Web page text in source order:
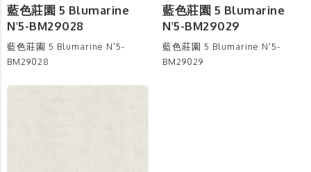
藍色莊園 5 Blumarine
N'5-BM29028
藍色莊園 5 Blumarine N'5-
BM29028
藍色莊園 5 Blumarine
N'5-BM29029
藍色莊園 5 Blumarine N'5-
BM29029